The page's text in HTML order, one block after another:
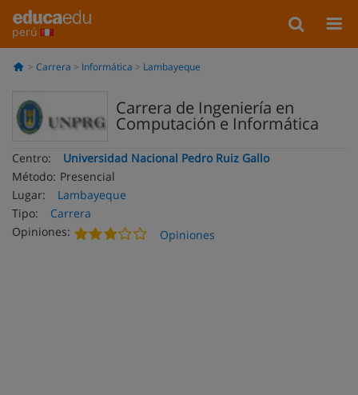
perú
Carrera Informática Lambayeque
Carrera de Ingeniería en
Computación e Informática
Centro:
Universidad Nacional Pedro Ruiz Gallo
Método: Presencial
Lugar:
Lambayeque
Tipo:
Carrera
Opiniones:
Opiniones